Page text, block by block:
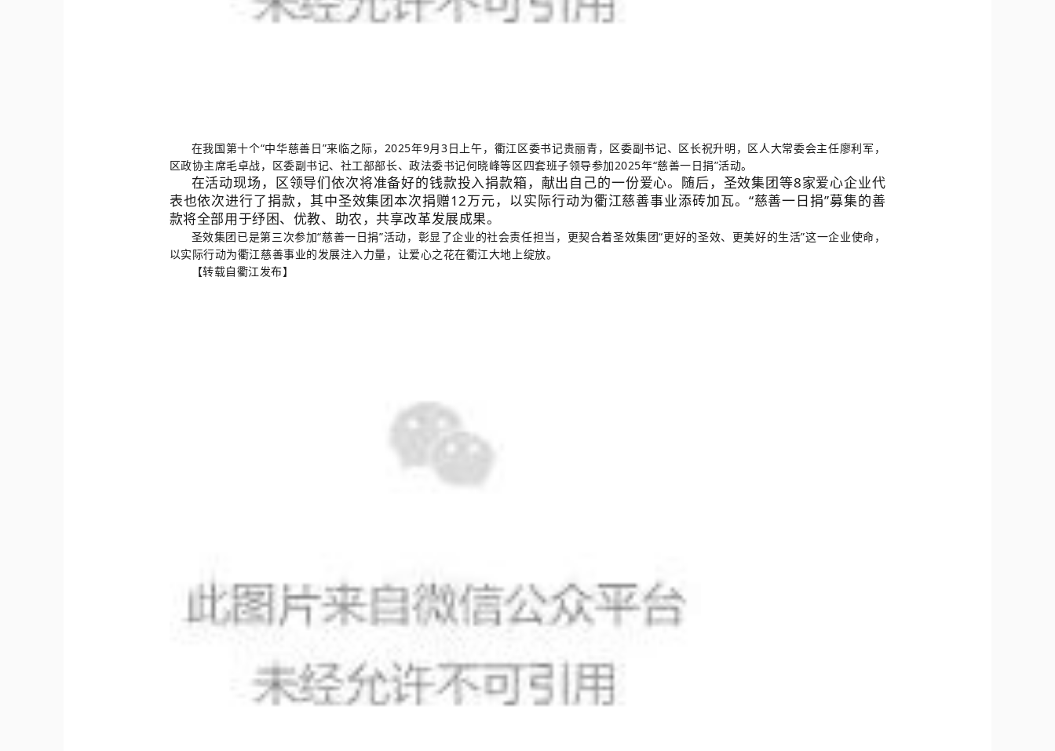
在我国第十个“中华慈善日”来临之际，2025年9月3日上午，衢江区委书记贵丽青，区委副书记、区长祝升明，区人大常委会主任廖利军，
区政协主席毛卓战，区委副书记、社工部部长、政法委书记何晓峰等区四套班子领导参加2025年“慈善一日捐”活动。
在活动现场，区领导们依次将准备好的钱款投入捐款箱，献出自己的一份爱心。随后，圣效集团等8家爱心企业代
表也依次进行了捐款，其中圣效集团本次捐赠12万元，以实际行动为衢江慈善事业添砖加瓦。“慈善一日捐”募集的善
款将全部用于纾困、优教、助农，共享改革发展成果。
圣效集团已是第三次参加“慈善一日捐”活动，彰显了企业的社会责任担当，更契合着圣效集团“更好的圣效、更美好的生活”这一企业使命，
以实际行动为衢江慈善事业的发展注入力量，让爱心之花在衢江大地上绽放。
【转载自衢江发布】